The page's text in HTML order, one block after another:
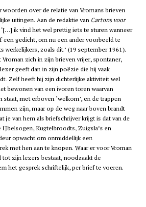
woorden over de relatie van Vromans brieven
uitingen. Aan de redaktie van Cartons voor
ik vind het wel prettig iets te sturen wanneer
een gedicht, om nu een ander voorbeeld te
werkelijkers, zoals dit.’ (19 september 1961).
zich in zijn brieven vrijer, spontaner,
geeft dan in zijn poëzie die hij vaak
Zelf heeft hij zijn dichterlijke aktiviteit wel
bewonen van een ivoren toren waarvan
staat, met erboven ‘welkom’, en de trappen
zijn, maar op de weg naar boven brandt
je van hem als briefschrijver krijgt is dat van de
IJbelsogen, Kugtelbroodts, Zuigsla’s en
opwacht om onmiddellijk een
met hen aan te knopen. Waar er voor Vroman
tot zijn lezers bestaat, noodzaakt de
het gesprek schriftelijk, per brief te voeren.